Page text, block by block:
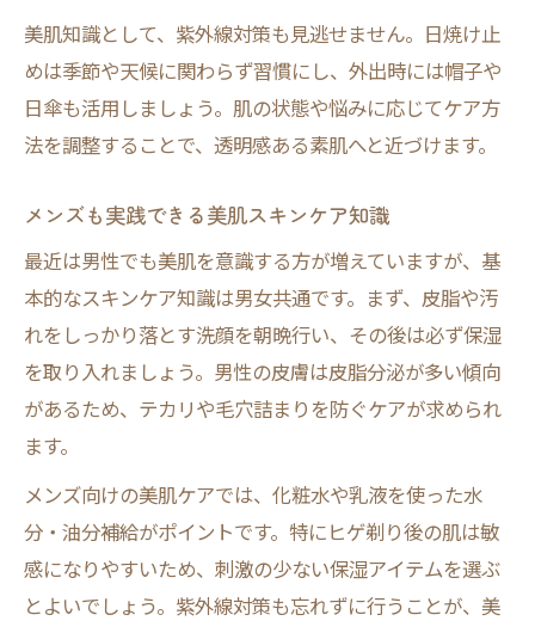
美肌知識として、紫外線対策も見逃せません。日焼け止
めは季節や天候に関わらず習慣にし、外出時には帽子や
日傘も活用しましょう。肌の状態や悩みに応じてケア方
法を調整することで、透明感ある素肌へと近づけます。
メンズも実践できる美肌スキンケア知識
最近は男性でも美肌を意識する方が増えていますが、基
本的なスキンケア知識は男女共通です。まず、皮脂や汚
れをしっかり落とす洗顔を朝晩行い、その後は必ず保湿
を取り入れましょう。男性の皮膚は皮脂分泌が多い傾向
があるため、テカリや毛穴詰まりを防ぐケアが求められ
ます。
メンズ向けの美肌ケアでは、化粧水や乳液を使った水
分・油分補給がポイントです。特にヒゲ剃り後の肌は敏
感になりやすいため、刺激の少ない保湿アイテムを選ぶ
とよいでしょう。紫外線対策も忘れずに行うことが、美